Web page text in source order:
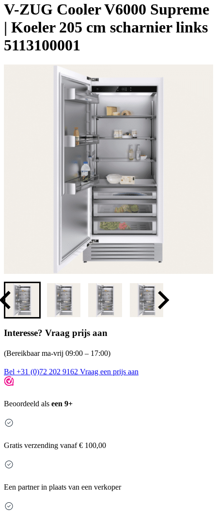
V-ZUG Cooler V6000 Supreme
| Koeler 205 cm scharnier links
5113100001
Interesse? Vraag prijs aan
(Bereikbaar ma-vrij 09:00 – 17:00)
Bel +31 (0)72 202 9162 Vraag een prijs aan
Beoordeeld als een 9+
Gratis verzending vanaf € 100,00
Een partner in plaats van een verkoper